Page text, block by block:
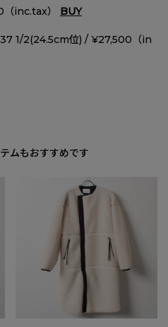
inc.tax） BUY
1/2(24.5cm位) / ¥27,500（in
ムもおすすめです